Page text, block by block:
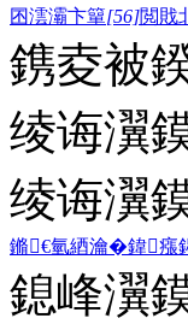
囨澐灞卞簞[56]閲戝
鎸夌被
绫诲瀷
绫诲瀷
鏅€氫綇瀹�鍏瘬
鎴峰瀷